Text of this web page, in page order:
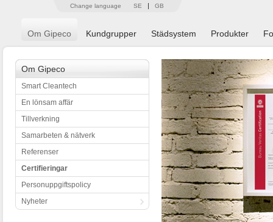
Change language SE GB
Om Gipeco Kundgrupper Städsystem Produkter
Om Gipeco
Smart Cleantech
En lönsam affär
Tillverkning
Samarbeten & nätverk
Referenser
Certifieringar
Personuppgiftspolicy
Nyheter